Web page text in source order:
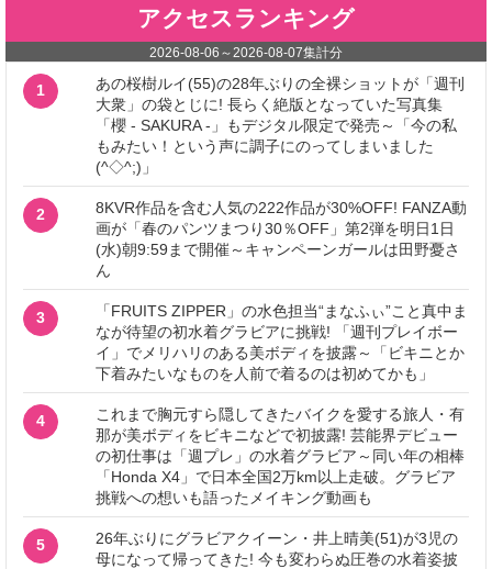
アクセスランキング
2026-08-06 ～2026-08-07集計分
1
あの桜樹ルイ(55)の28年ぶりの全裸ショットが「週刊
大衆」の袋とじに! 長らく絶版となっていた写真集
「櫻 - SAKURA -」もデジタル限定で発売～「今の私
もみたい！という声に調子にのってしまいました
(^◇^;)」
2
8KVR作品を含む人気の222作品が30%OFF! FANZA動
画が「春のパンツまつり30％OFF」第2弾を明日1日
(水)朝9:59まで開催～キャンペーンガールは田野憂さ
ん
3
「FRUITS ZIPPER」の水色担当“まなふぃ”こと真中ま
なが待望の初水着グラビアに挑戦! 「週刊プレイボー
イ」でメリハリのある美ボディを披露～「ビキニとか
下着みたいなものを人前で着るのは初めてかも」
4
これまで胸元すら隠してきたバイクを愛する旅人・有
那が美ボディをビキニなどで初披露! 芸能界デビュー
の初仕事は「週プレ」の水着グラビア～同い年の相棒
「Honda X4」で日本全国2万km以上走破。グラビア
挑戦への想いも語ったメイキング動画も
5
26年ぶりにグラビアクイーン・井上晴美(51)が3児の
母になって帰ってきた! 今も変わらぬ圧巻の水着姿披